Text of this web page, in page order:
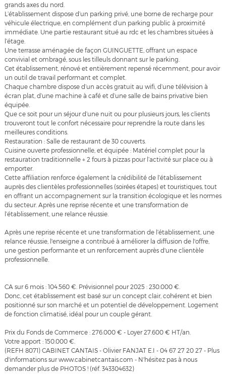
grands axes du nord.
L’établissement dispose d’un parking privé, une borne de recharge pour
véhicule électrique, en complément d’un parking public à proximité
immédiate. Une partie restaurant situé au rdc et les chambres situées à
l’étage.
Une terrasse aménagée de façon GUINGUETTE, offrant un espace
convivial et ombragé, sous les tilleuls donnant sur le parking.
Cet établissement, rénové et entièrement repensé récemment, pour avoir
un outil de travail performant et complet.
Chaque chambre dispose d’un accès gratuit au wifi, d’une télévision à
écran plat, d’une machine à café et d’une salle de bains privative bien
équipée.
Que ce soit pour un séjour d’une nuit ou pour plusieurs jours, les clients
trouveront tout le confort nécessaire pour reprendre la route dans les
meilleures conditions.
Restauration : Salle de restaurant de 30 couverts.
Cuisine ouverte professionnelle, et équipée : Matériel complet pour la
restauration traditionnelle + 2 fours à pizzas pour l’activité sur place ou à
emporter.
Cette affiliation renforce également la crédibilité de l’établissement
auprès des clientèles professionnelles (soirées étapes) et touristiques, tout
en offrant un accompagnement sur la transition écologique et les normes
du secteur. Après une reprise récente et une transformation de
l’établissement, une relance réussie.
Après une reprise récente et une transformation de l’établissement, une
relance réussie, l'enseigne a contribué à améliorer la diffusion de l'offre,
une gestion performante et un renforcement auprès d'une clientèle
professionnelle.
CA sur 6 mois : 104.560 €. Prévisionnel pour 2025 : 230.000 €.
Donc, cet établissement est basé sur un concept clair, cohérent et bien
positionné sur son marché et un potentiel de développement. Logement
de fonction climatisé, idéal pour un couple gérant.
Prix du Fonds de Commerce : 276.000 € - Loyer 27.600 € HT/an.
Votre apport : 150.000 €.
(REFH 8071) CABINET CANTAIS - Olivier FANJAT E.I - 04 67 27 20 27 - Plus
d'informations sur www.cabinetcantais.com - N'hésitez pas à nous
demander plus de PHOTOS ! (réf. 343304632)